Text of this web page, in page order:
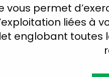
vous permet
liées à
englobant toutes